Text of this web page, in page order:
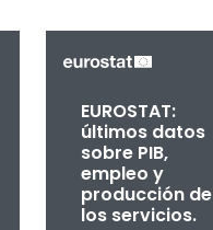
EUROSTAT:
últimos datos
sobre PIB,
empleo y
producción de
los servicios.